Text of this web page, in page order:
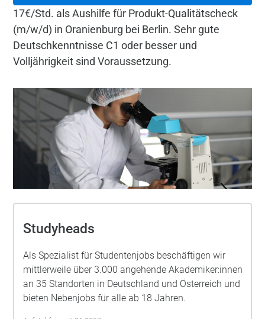
17€/Std. als Aushilfe für Produkt-Qualitätscheck
(m/w/d) in Oranienburg bei Berlin. Sehr gute
Deutschkenntnisse C1 oder besser und
Volljährigkeit sind Voraussetzung.
Studyheads
Als Spezialist für Studentenjobs beschäftigen wir
mittlerweile über 3.000 angehende Akademiker:innen
an 35 Standorten in Deutschland und Österreich und
bieten Nebenjobs für alle ab 18 Jahren.